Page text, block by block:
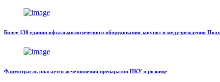
Более 130 единиц офтальмологического оборудования закупят в медучреждения
Фармотрасль опасается исчезновения препаратов ПКУ в рознице